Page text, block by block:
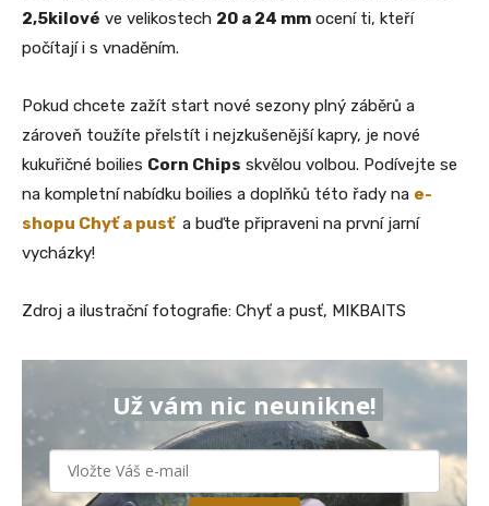
2,5kilové ve velikostech 20 a 24 mm ocení ti, kteří
počítají i s vnaděním.
Pokud chcete zažít start nové sezony plný záběrů a
zároveň toužíte přelstít i nejzkušenější kapry, je nové
kukuřičné boilies Corn Chips skvělou volbou. Podívejte se
na kompletní nabídku boilies a doplňků této řady na e-
shopu Chyť a pusť a buďte připraveni na první jarní
vycházky!
Zdroj a ilustrační fotografie: Chyť a pusť, MIKBAITS
Už vám nic neunikne!